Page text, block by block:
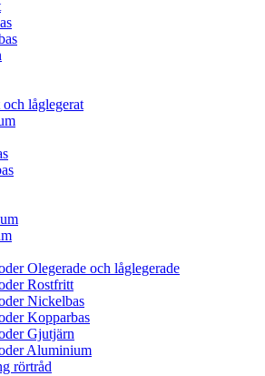
låglegerat
Olegerade och låglegerade
Rostfritt
Nickelbas
Kopparbas
Gjutjärn
Aluminium
rörtråd